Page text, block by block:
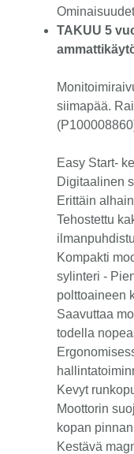
TAKUU 5
siimapää.
Easy Start-
Digitaalinen
Erittäin
Tehostettu
Kompakti
sylinteri -
polttoaineen
Saavuttaa
todella
Kevyt
Moottorin
kopan
Kestävä